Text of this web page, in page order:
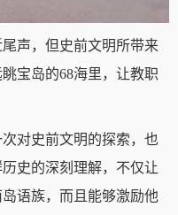
声，但史前文明所带来
宝岛的68海里，让教职
对史前文明的探索，也
史的深刻理解，不仅让
语族，而且能够激励他